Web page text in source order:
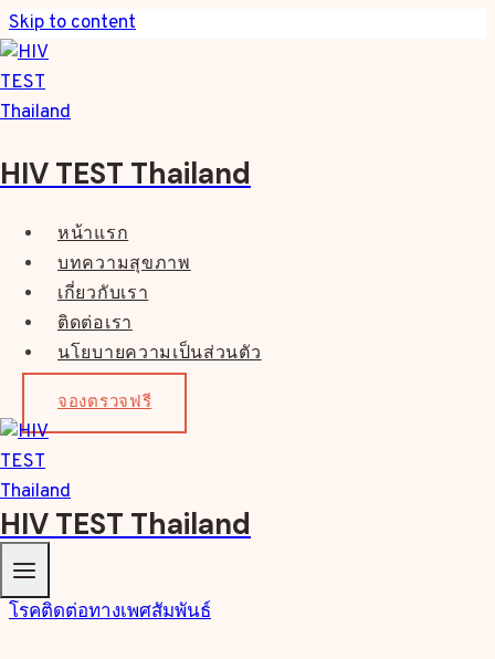
Skip to content
HIV TEST Thailand
หน้าแรก
บทความสุขภาพ
เกี่ยวกับเรา
ติดต่อเรา
นโยบายความเป็นส่วนตัว
จองตรวจฟรี
HIV TEST Thailand
โรคติดต่อทางเพศสัมพันธ์